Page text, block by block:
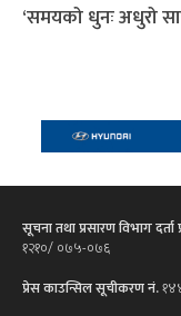
‘समयको धुनः अधुरो
सूचना तथा प्रसारण विभाग दर्ता
१२१०/ ०७५-०७६
प्रेस काउन्सिल सूचीकरण नं.